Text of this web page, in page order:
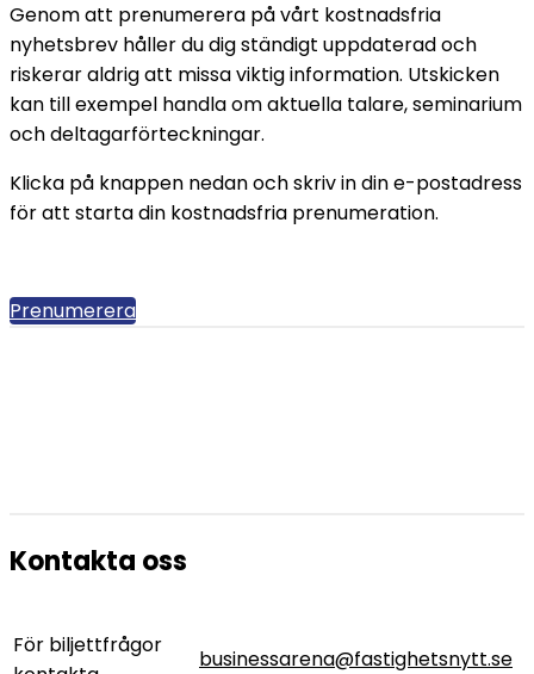
Genom att prenumerera på vårt kostnadsfria
nyhetsbrev håller du dig ständigt uppdaterad och
riskerar aldrig att missa viktig information. Utskicken
kan till exempel handla om aktuella talare, seminarium
och deltagarförteckningar.
Klicka på knappen nedan och skriv in din e-postadress
för att starta din kostnadsfria prenumeration.
Prenumerera
Kontakta oss
För biljettfrågor
businessarena@fastighetsnytt.se